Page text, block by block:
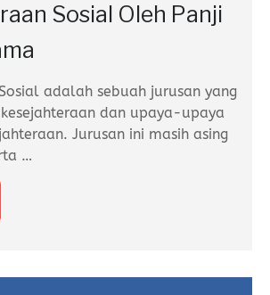
Sosial Oleh Panji
adalah sebuah jurusan yang
dan upaya-upaya
Jurusan ini masih asing
…